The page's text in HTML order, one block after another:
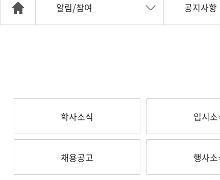
알림/참여 공지사항
학사소식 입시소
채용공고 행사소